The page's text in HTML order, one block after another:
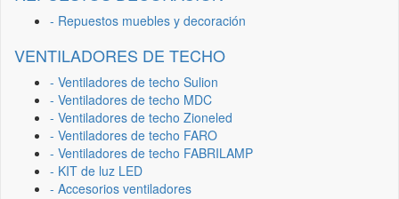
- Repuestos muebles y decoración
VENTILADORES DE TECHO
- Ventiladores de techo Sulion
- Ventiladores de techo MDC
- Ventiladores de techo Zioneled
- Ventiladores de techo FARO
- Ventiladores de techo FABRILAMP
- KIT de luz LED
- Accesorios ventiladores